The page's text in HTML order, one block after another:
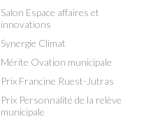
Salon Espace affaires et
innovations
Synergie Climat
Mérite Ovation municipale
Prix Francine Ruest-Jutras
Prix Personnalité de la relève
municipale